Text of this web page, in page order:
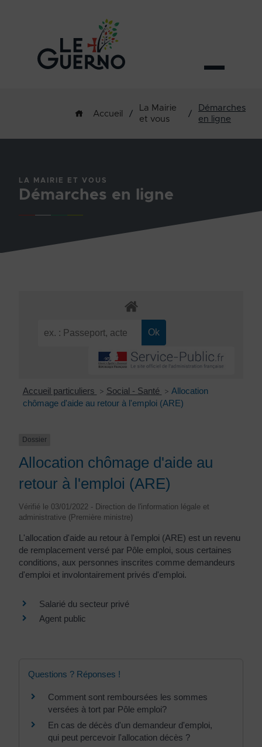
Accueil /
La Mairie
et vous
/
Démarches
en ligne
LA MAIRIE ET VOUS
Démarches en ligne
Accueil particuliers > Social - Santé > Allocation
chômage d'aide au retour à l'emploi (ARE)
Dossier
Allocation chômage d'aide au
retour à l'emploi (ARE)
Vérifié le 03/01/2022 - Direction de l'information légale et
administrative (Première ministre)
L'allocation d'aide au retour à l'emploi (ARE) est un revenu
de remplacement versé par Pôle emploi, sous certaines
conditions, aux personnes inscrites comme demandeurs
d'emploi et involontairement privés d'emploi.
Salarié du secteur privé
Agent public
Questions ? Réponses !
Comment sont remboursées les sommes
versées à tort par Pôle emploi?
En cas de décès d'un demandeur d'emploi,
qui peut percevoir l'allocation décès ?